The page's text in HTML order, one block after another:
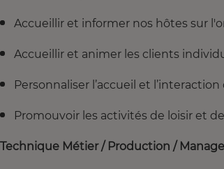
Accueillir et informer nos hôtes sur
Accueillir et animer les clients
Personnaliser l’accueil et
Promouvoir les activités de loisir et
Technique Métier / Production /